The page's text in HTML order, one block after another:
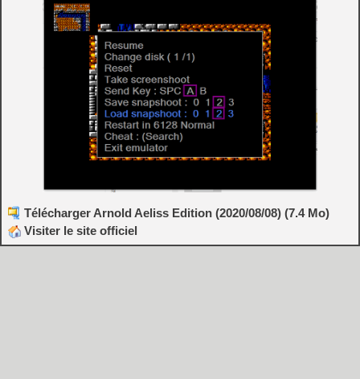
Télécharger Arnold Aeliss Edition (2020/08/08) (7.4 Mo)
Visiter le site officiel